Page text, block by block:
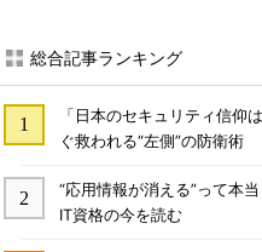
総合記事ランキング
「日本のセキュリティ信
ぐ救われる“左側”の防衛術
“応用情報が消える”って本
IT資格の今を読む